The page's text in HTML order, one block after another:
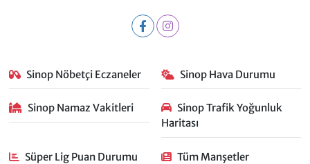
Sinop Nöbetçi Eczaneler Sinop Hava Durumu
Sinop Namaz Vakitleri
Sinop Trafik Yoğunluk
Haritası
Süper Lig Puan Durumu
Tüm Manşetler